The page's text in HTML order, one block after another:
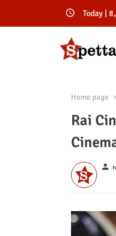
Today |
Home page
Rai
person